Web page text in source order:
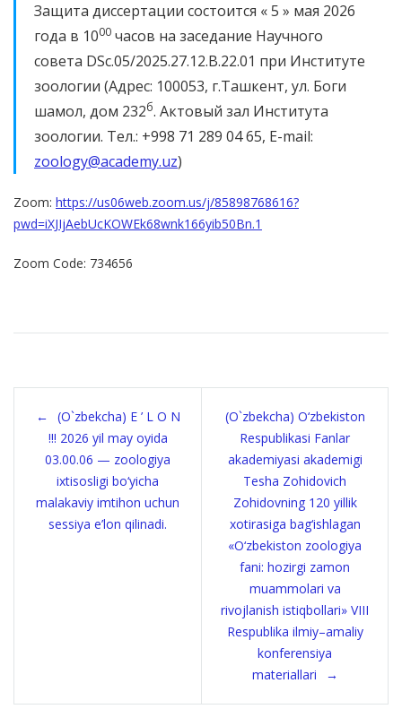
Защита диссертации состоится « 5 » мая 2026
года в 1000 часов на заседание Научного
совета DSc.05/2025.27.12.B.22.01 при Институте
зоологии (Адрес: 100053, г.Ташкент, ул. Боги
шамол, дом 232б. Актовый зал Института
зоологии. Тел.: +998 71 289 04 65, Е-mail:
zoology@academy.uz)
Zoom: https://us06web.zoom.us/j/85898768616?
pwd=iXJIjAebUcKOWEk68wnk166yib50Bn.1
Zoom Code: 734656
Навигация
записям
(O`zbekcha) E ’ L O N
!!! 2026 yil may oyida
03.00.06 — zoologiya
ixtisosligi bo‘yicha
malakaviy imtihon uchun
sessiya e’lon qilinadi.
(O`zbekcha) O‘zbekiston
Respublikasi Fanlar
akademiyasi akademigi
Tesha Zohidovich
Zohidovning 120 yillik
xotirasiga bag‘ishlagan
«O‘zbekiston zoologiya
fani: hozirgi zamon
muammolari va
rivojlanish istiqbollari» VIII
Respublika ilmiy–amaliy
konferensiya
materiallari